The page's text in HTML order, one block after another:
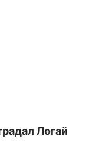
Логай